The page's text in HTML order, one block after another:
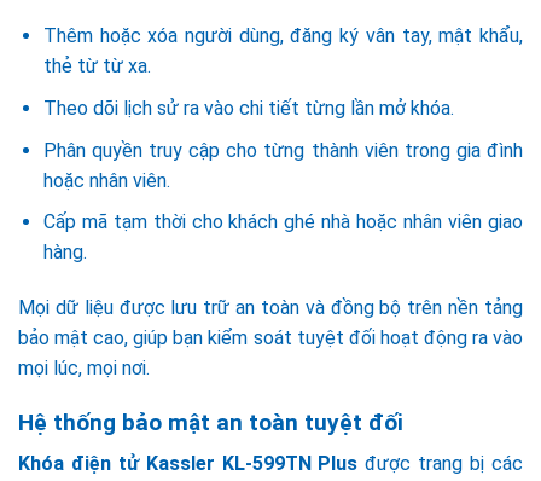
Thêm hoặc xóa người dùng, đăng ký vân tay, mật khẩu,
thẻ từ từ xa.
Theo dõi lịch sử ra vào chi tiết từng lần mở khóa.
Phân quyền truy cập cho từng thành viên trong gia đình
hoặc nhân viên.
Cấp mã tạm thời cho khách ghé nhà hoặc nhân viên giao
hàng.
Mọi dữ liệu được lưu trữ an toàn và đồng bộ trên nền tảng
bảo mật cao, giúp bạn kiểm soát tuyệt đối hoạt động ra vào
mọi lúc, mọi nơi.
Hệ thống bảo mật an toàn tuyệt đối
Khóa điện tử Kassler KL-599TN Plus được trang bị các